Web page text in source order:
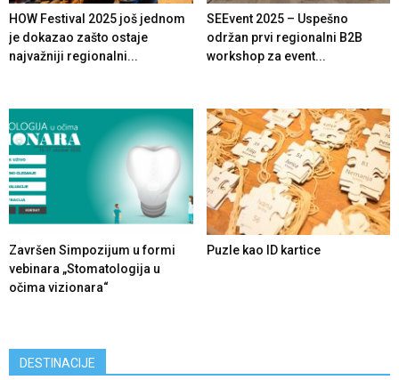
HOW Festival 2025 još jednom
je dokazao zašto ostaje
najvažniji regionalni...
SEEvent 2025 – Uspešno
održan prvi regionalni B2B
workshop za event...
Završen Simpozijum u formi
vebinara „Stomatologija u
očima vizionara“
Puzle kao ID kartice
DESTINACIJE